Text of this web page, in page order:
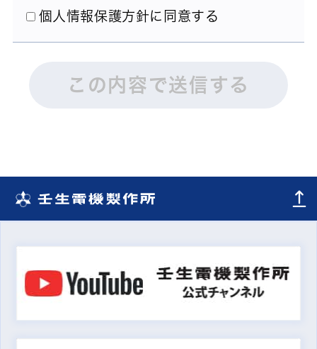
個人情報保護方針に同意する
この内容で送信する